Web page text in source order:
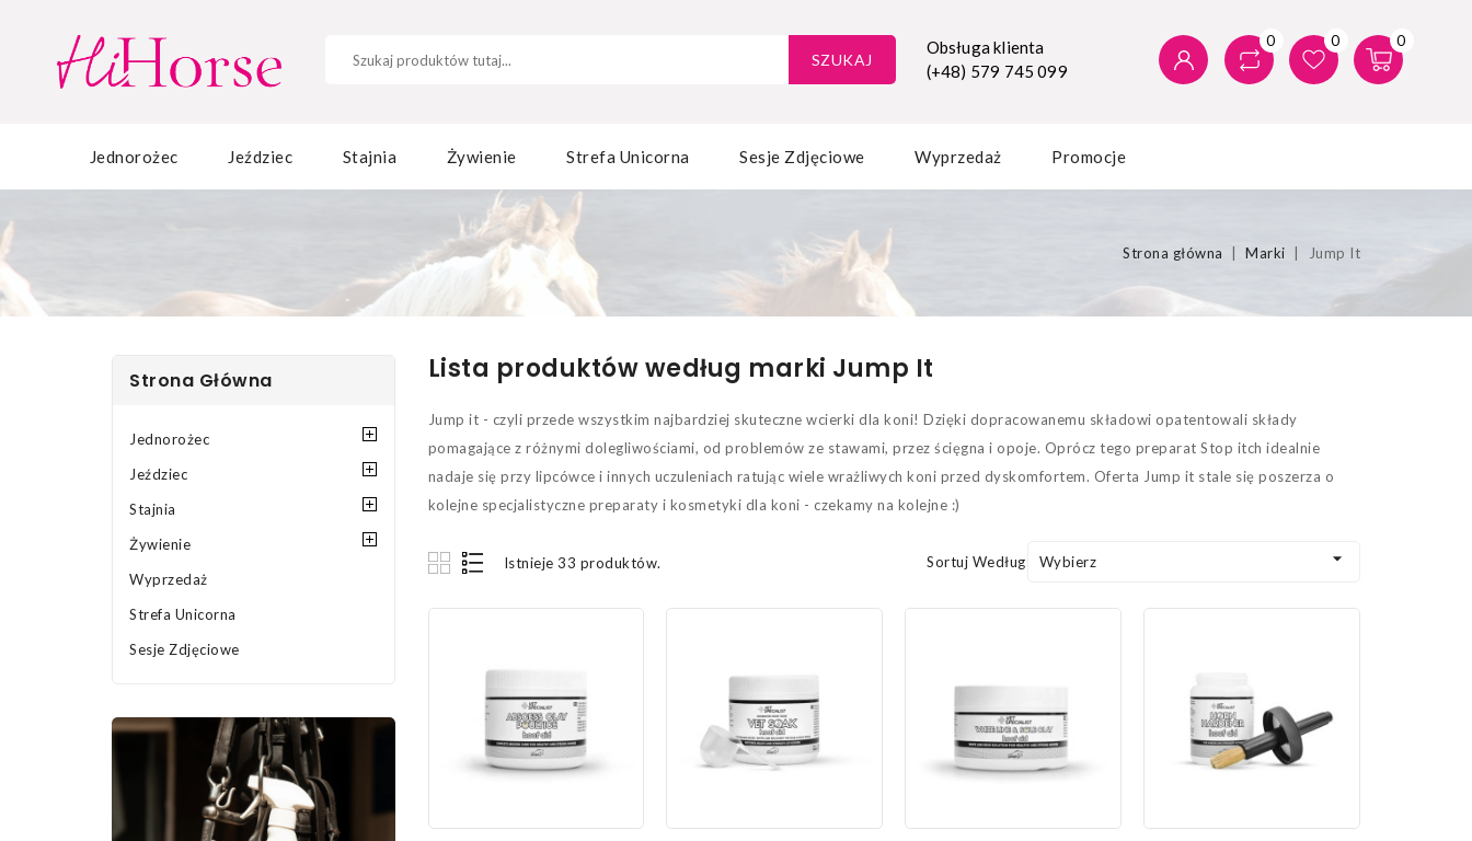
0
0
0
SZUKAJ
Obsługa klienta
(+48) 579 745 099
Jednorożec Jeździec Stajnia Żywienie Strefa Unicorna Sesje Zdjęciowe Wyprzedaż Promocje
Strona główna Marki Jump It
Strona Główna
Jednorożec
Jeździec
Stajnia
Żywienie
Wyprzedaż
Strefa Unicorna
Sesje Zdjęciowe
Lista produktów według marki Jump It
Jump it - czyli przede wszystkim najbardziej skuteczne wcierki dla koni! Dzięki dopracowanemu składowi opatentowali składy
pomagające z różnymi dolegliwościami, od problemów ze stawami, przez ścięgna i opoje. Oprócz tego preparat Stop itch idealnie
nadaje się przy lipcówce i innych uczuleniach ratując wiele wrażliwych koni przed dyskomfortem. Oferta Jump it stale się poszerza o
kolejne specjalistyczne preparaty i kosmetyki dla koni - czekamy na kolejne :)
Istnieje 33 produktów. Sortuj Według: Wybierz 